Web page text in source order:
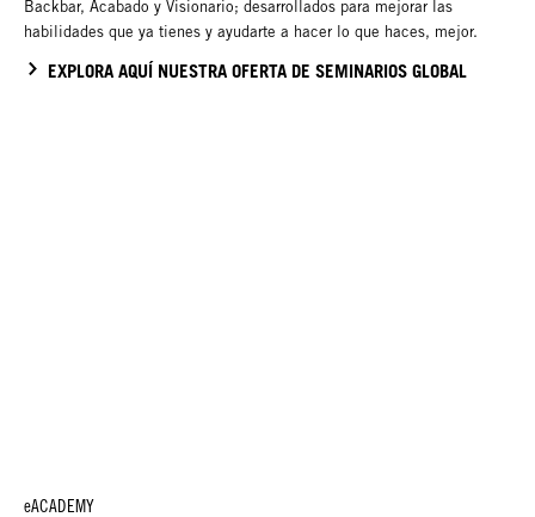
Backbar, Acabado y Visionario; desarrollados para mejorar las
habilidades que ya tienes y ayudarte a hacer lo que haces, mejor.
EXPLORA AQUÍ NUESTRA OFERTA DE SEMINARIOS GLOBAL
eACADEMY